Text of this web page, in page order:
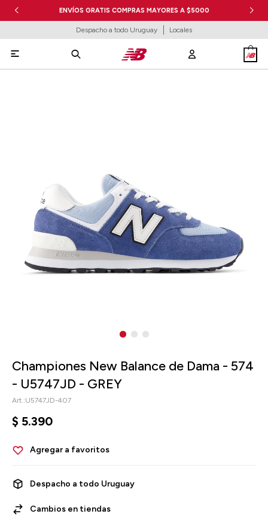
ENVÍOS GRATIS COMPRAS MAYORES A $5000
Despacho a todo Uruguay Locales

Championes New Balance de Dama - 574
- U5747JD - GREY
U5747JD-407
$ 5.390
Despacho a todo Uruguay
Cambios en tiendas